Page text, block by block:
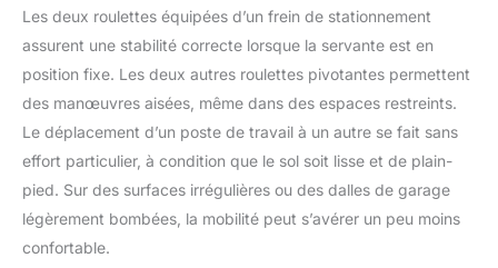
d'une serrure de
transport qui permet de
simultanément tous les
tiroirs contre toute
ouverture accidentelle.
[Safe] Pour des raisons
d'atelier est équipé
d'une seule ouverture
Les deux roulettes équipées d’un frein de stationnement
assurent une stabilité correcte lorsque la servante est en
position fixe. Les deux autres roulettes pivotantes permettent
des manœuvres aisées, même dans des espaces restreints.
Le déplacement d’un poste de travail à un autre se fait sans
effort particulier, à condition que le sol soit lisse et de plain-
pied. Sur des surfaces irrégulières ou des dalles de garage
légèrement bombées, la mobilité peut s’avérer un peu moins
confortable.